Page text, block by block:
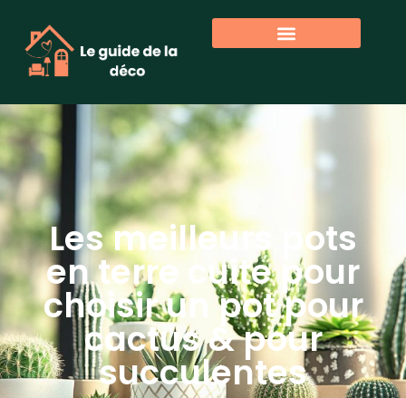
Les meilleurs pots
en terre cuite pour
choisir un pot pour
cactus & pour
succulentes